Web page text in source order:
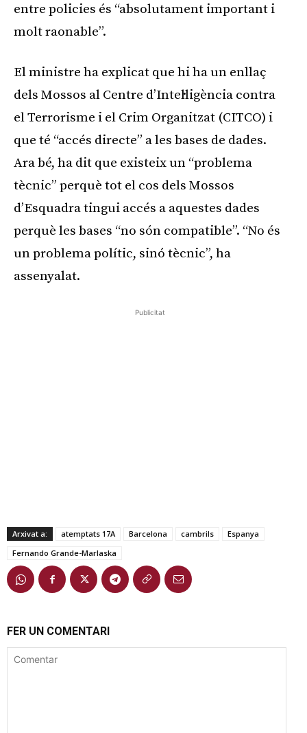
entre policies és “absolutament important i
molt raonable”.
El ministre ha explicat que hi ha un enllaç
dels Mossos al Centre d’Intel·ligència contra
el Terrorisme i el Crim Organitzat (CITCO) i
que té “accés directe” a les bases de dades.
Ara bé, ha dit que existeix un “problema
tècnic” perquè tot el cos dels Mossos
d’Esquadra tingui accés a aquestes dades
perquè les bases “no són compatible”. “No és
un problema polític, sinó tècnic”, ha
assenyalat.
Publicitat
Arxivat a: atemptats 17A Barcelona cambrils
Espanya
Fernando Grande-Marlaska
FER UN COMENTARI